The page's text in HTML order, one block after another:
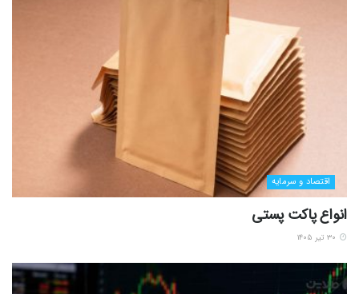
اقتصاد و سرمایه
انواع پاکت پستی